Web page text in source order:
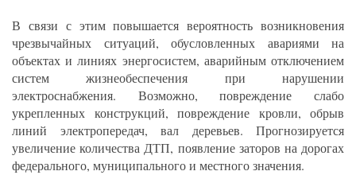
В связи с этим повышается вероятность возникновения
чрезвычайных ситуаций, обусловленных авариями на
объектах и линиях энергосистем, аварийным отключением
систем жизнеобеспечения при нарушении
электроснабжения. Возможно, повреждение слабо
укрепленных конструкций, повреждение кровли, обрыв
линий электропередач, вал деревьев. Прогнозируется
увеличение количества ДТП, появление заторов на дорогах
федерального, муниципального и местного значения.